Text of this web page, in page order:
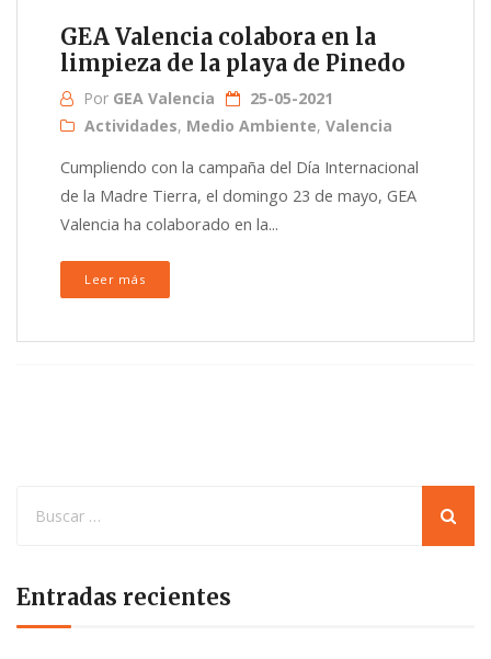
GEA Valencia colabora en la
limpieza de la playa de Pinedo
Por GEA Valencia
25-05-2021
Actividades, Medio Ambiente, Valencia
Cumpliendo con la campaña del Día Internacional
de la Madre Tierra, el domingo 23 de mayo, GEA
Valencia ha colaborado en la...
Leer más
Entradas recientes